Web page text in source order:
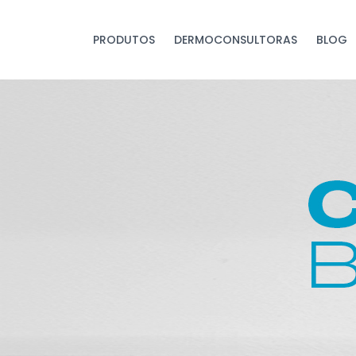
PRODUTOS DERMOCONSULTORAS BLOG